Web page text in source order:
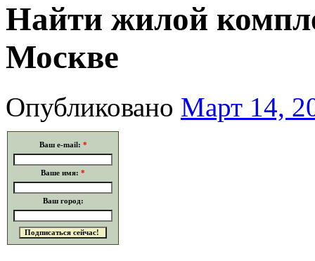
Найти жилой
Москве
Опубликовано Март 14,
Ваш e-mail: *
Ваше имя: *
Ваш город: